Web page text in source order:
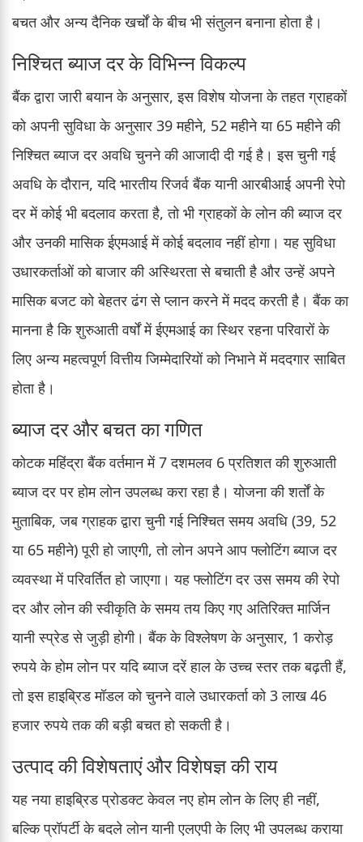
बचत और अन्य दैनिक खर्चों के बीच भी संतुलन बनाना होता है।
निश्चित ब्याज दर के विभिन्न विकल्प
बैंक द्वारा जारी बयान के अनुसार, इस विशेष योजना के तहत ग्राहकों
को अपनी सुविधा के अनुसार 39 महीने, 52 महीने या 65 महीने की
निश्चित ब्याज दर अवधि चुनने की आजादी दी गई है। इस चुनी गई
अवधि के दौरान, यदि भारतीय रिजर्व बैंक यानी आरबीआई अपनी रेपो
दर में कोई भी बदलाव करता है, तो भी ग्राहकों के लोन की ब्याज दर
और उनकी मासिक ईएमआई में कोई बदलाव नहीं होगा। यह सुविधा
उधारकर्ताओं को बाजार की अस्थिरता से बचाती है और उन्हें अपने
मासिक बजट को बेहतर ढंग से प्लान करने में मदद करती है। बैंक का
मानना है कि शुरुआती वर्षों में ईएमआई का स्थिर रहना परिवारों के
लिए अन्य महत्वपूर्ण वित्तीय जिम्मेदारियों को निभाने में मददगार साबित
होता है।
ब्याज दर और बचत का गणित
कोटक महिंद्रा बैंक वर्तमान में 7 दशमलव 6 प्रतिशत की शुरुआती
ब्याज दर पर होम लोन उपलब्ध करा रहा है। योजना की शर्तों के
मुताबिक, जब ग्राहक द्वारा चुनी गई निश्चित समय अवधि (39, 52
या 65 महीने) पूरी हो जाएगी, तो लोन अपने आप फ्लोटिंग ब्याज दर
व्यवस्था में परिवर्तित हो जाएगा। यह फ्लोटिंग दर उस समय की रेपो
दर और लोन की स्वीकृति के समय तय किए गए अतिरिक्त मार्जिन
यानी स्प्रेड से जुड़ी होगी। बैंक के विश्लेषण के अनुसार, 1 करोड़
रुपये के होम लोन पर यदि ब्याज दरें हाल के उच्च स्तर तक बढ़ती हैं,
तो इस हाइब्रिड मॉडल को चुनने वाले उधारकर्ता को 3 लाख 46
हजार रुपये तक की बड़ी बचत हो सकती है।
उत्पाद की विशेषताएं और विशेषज्ञ की राय
यह नया हाइब्रिड प्रोडक्ट केवल नए होम लोन के लिए ही नहीं,
बल्कि प्रॉपर्टी के बदले लोन यानी एलएपी के लिए भी उपलब्ध कराया